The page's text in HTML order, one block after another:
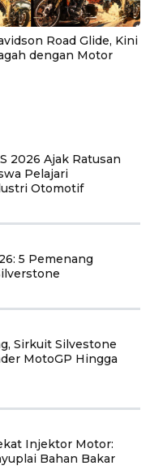
Road Glide, Kini
dengan Motor
2026 Ajak Ratusan
Pelajari
Otomotif
5 Pemenang
Sirkuit Silvestone
MotoGP Hingga
Injektor Motor:
Bahan Bakar